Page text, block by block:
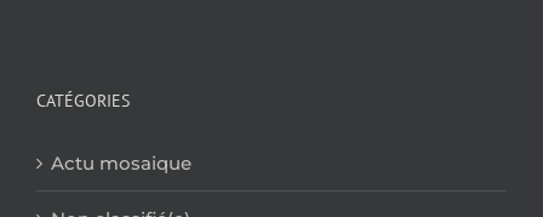
CATÉGORIES
Actu mosaique